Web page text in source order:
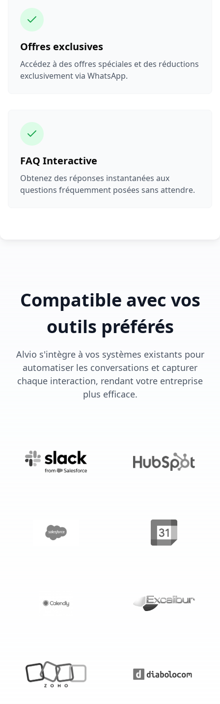
Offres exclusives
Accédez à des offres spéciales et des réductions
exclusivement via WhatsApp.
FAQ Interactive
Obtenez des réponses instantanées aux
questions fréquemment posées sans attendre.
Compatible avec vos
outils préférés
Alvio s'intègre à vos systèmes existants pour
automatiser les conversations et capturer
chaque interaction, rendant votre entreprise
plus efficace.